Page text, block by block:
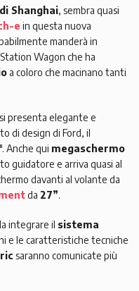
Shanghai, sembra quasi
e in questa nuova
manderà in
Wagon che ha
a coloro che macinano tanti
presenta elegante e
di design di Ford, il
". Anche qui megaschermo
guidatore e arriva quasi al
davanti al volante da
da 27”.
integrare il sistema
e le caratteristiche tecniche
saranno comunicate più